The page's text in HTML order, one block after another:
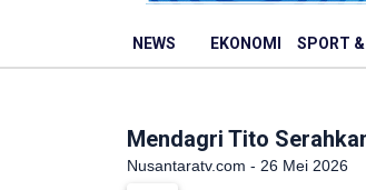
NEWS EKONOMI SPORT
Mendagri Tito
Nusantaratv.com - 26 Mei 2026